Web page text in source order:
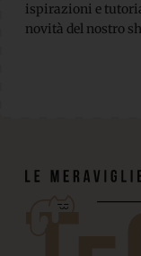
ispirazioni e
novità del nostro